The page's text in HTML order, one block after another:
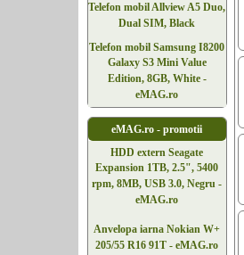
Telefon mobil Allview A5 Duo,
Dual SIM, Black
Telefon mobil Samsung I8200
Galaxy S3 Mini Value
Edition, 8GB, White -
eMAG.ro
eMAG.ro - promotii
HDD extern Seagate
Expansion 1TB, 2.5", 5400
rpm, 8MB, USB 3.0, Negru -
eMAG.ro
Anvelopa iarna Nokian W+
205/55 R16 91T - eMAG.ro